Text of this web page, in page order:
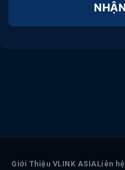
Giới Thiệu VLINK ASIALiên